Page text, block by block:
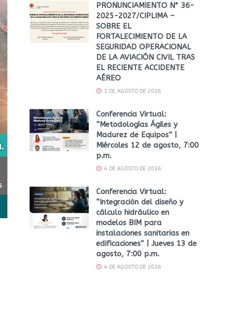
PRONUNCIAMIENTO N° 36-
2025-2027/CIPLIMA –
SOBRE EL
FORTALECIMIENTO DE LA
SEGURIDAD OPERACIONAL
DE LA AVIACIÓN CIVIL TRAS
EL RECIENTE ACCIDENTE
AÉREO
5 DE AGOSTO DE 2026
Conferencia Virtual:
“Metodologías Ágiles y
Madurez de Equipos” |
Miércoles 12 de agosto, 7:00
p.m.
4 DE AGOSTO DE 2026
Conferencia Virtual:
“Integración del diseño y
cálculo hidráulico en
modelos BIM para
instalaciones sanitarias en
edificaciones” | Jueves 13 de
agosto, 7:00 p.m.
4 DE AGOSTO DE 2026